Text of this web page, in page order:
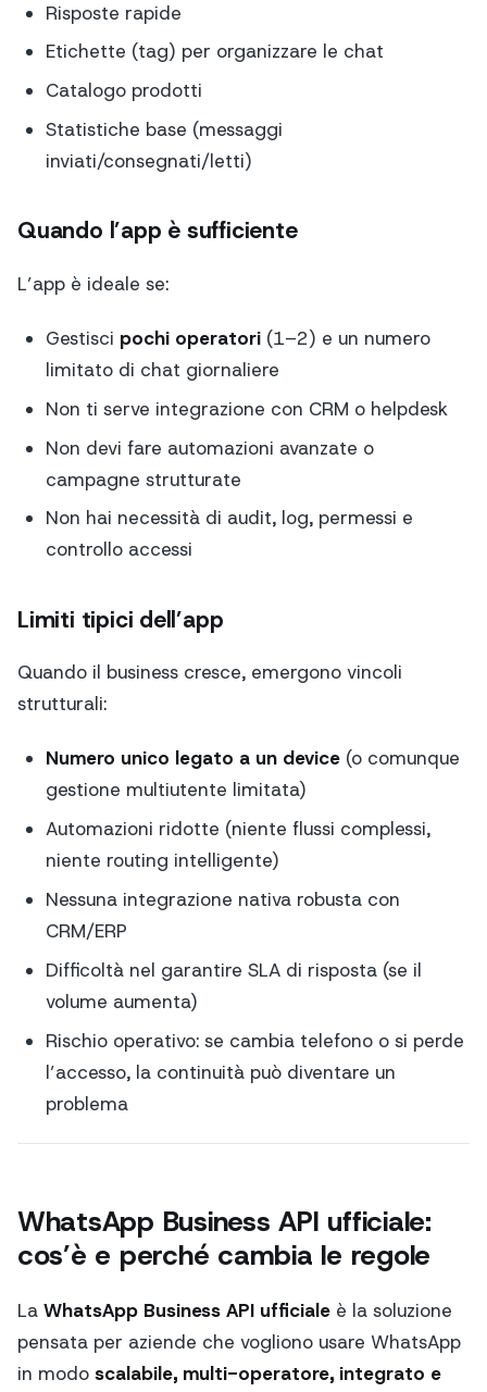
Risposte rapide
Etichette (tag) per organizzare le chat
Catalogo prodotti
Statistiche base (messaggi
inviati/consegnati/letti)
Quando l’app è sufficiente
L’app è ideale se:
Gestisci pochi operatori(1–2) e un numero
limitato di chat giornaliere
Non ti serve integrazione con CRM o helpdesk
Non devi fare automazioni avanzate o
campagne strutturate
Non hai necessità di audit, log, permessi e
controllo accessi
Limiti tipici dell’app
Quando il business cresce, emergono vincoli
strutturali:
Numero unico legato a un device(o comunque
gestione multiutente limitata)
Automazioni ridotte (niente flussi complessi,
niente routing intelligente)
Nessuna integrazione nativa robusta con
CRM/ERP
Difficoltà nel garantire SLA di risposta (se il
volume aumenta)
Rischio operativo: se cambia telefono o si perde
l’accesso, la continuità può diventare un
problema
WhatsApp Business API ufficiale:
cos’è e perché cambia le regole
La WhatsApp Business API ufficiale è la soluzione
pensata per aziende che vogliono usare WhatsApp
in modo scalabile, multi-operatore, integrato e